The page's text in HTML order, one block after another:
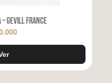
Gevill France